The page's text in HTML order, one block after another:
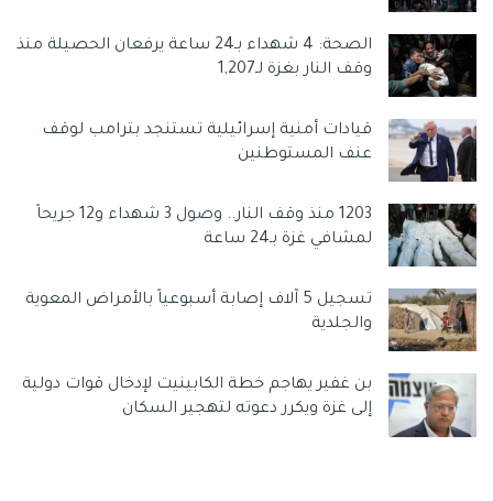
الصحة: 4 شهداء بـ24 ساعة يرفعان الحصيلة منذ
وقف النار بغزة لـ1,207
قيادات أمنية إسرائيلية تستنجد بترامب لوقف
عنف المستوطنين
1203 منذ وقف النار.. وصول 3 شهداء و12 جريحاً
لمشافي غزة بـ24 ساعة
تسجيل 5 آلاف إصابة أسبوعياً بالأمراض المعوية
والجلدية
بن غفير يهاجم خطة الكابينيت لإدخال قوات دولية
إلى غزة ويكرر دعوته لتهجير السكان